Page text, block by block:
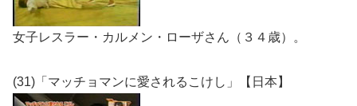
女子レスラー・カルメン・ローザさん（３４歳）。
(31)「マッチョマンに愛されるこけし」【日本】